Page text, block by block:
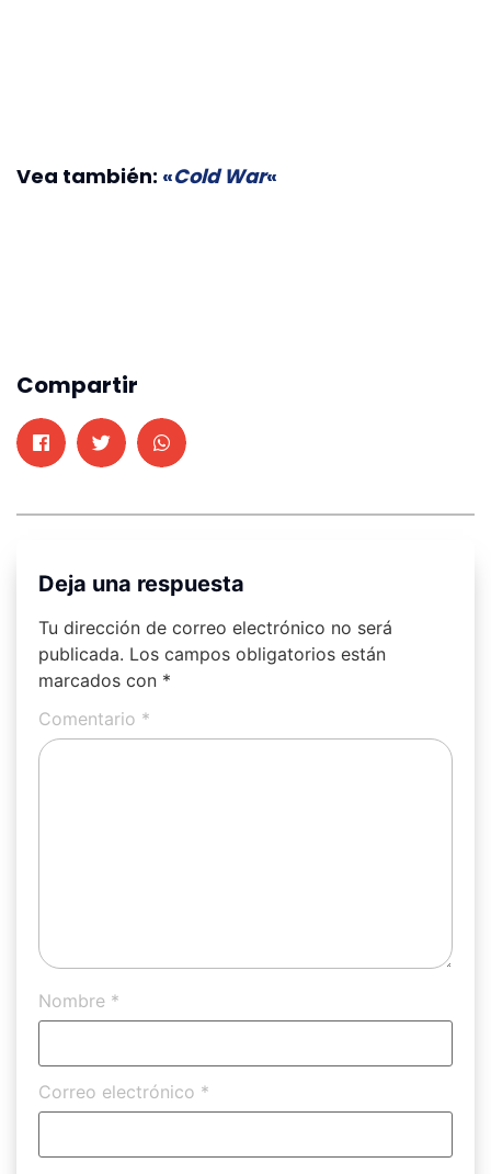
Vea también: «Cold War«
Compartir
Deja una respuesta
Tu dirección de correo electrónico no será
publicada. Los campos obligatorios están
marcados con *
Comentario *
Nombre *
Correo electrónico *